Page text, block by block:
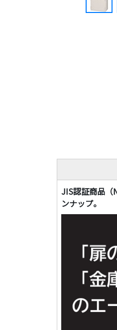
JIS認証商品（
ンナップ。